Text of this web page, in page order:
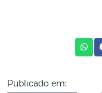
Publicado em: